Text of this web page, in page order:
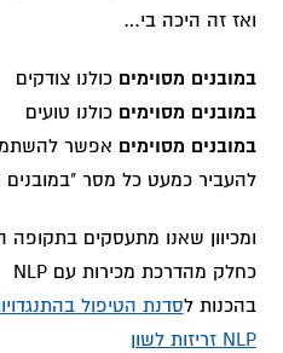
ואז זה היכה בי…
במובנים מסוימים כולנו צודקים
במובנים מסוימים כולנו טועים
במובנים מסוימים אפשר
להעביר כמעט כל מסר "במובנים
ומכיוון שאנו מתעסקים בתקופה
כחלק מהדרכת מכירות עם NLP
בהכנות לסדנת הטיפול
NLP זריזות לשון